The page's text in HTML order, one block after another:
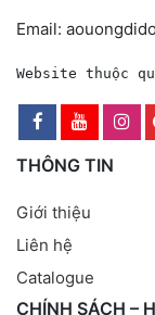
Email:
Website thuộc
THÔNG TIN
Giới thiệu
Liên hệ
Catalogue
CHÍNH SÁCH –